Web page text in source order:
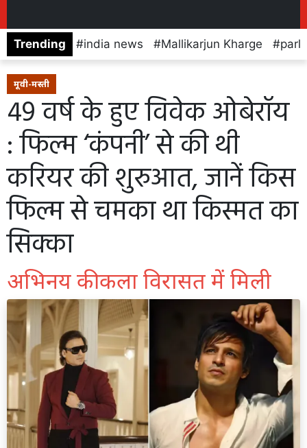
Trending india news Mallikarjun Kharge
मूवी-मस्ती
49 वर्ष के हुए विवेक ओबेरॉय
: फिल्म ‘कंपनी’ से की थी
करियर की शुरुआत, जानें किस
फिल्म से चमका था किस्मत का
सिक्का
अभिनय की कला विरासत में मिली